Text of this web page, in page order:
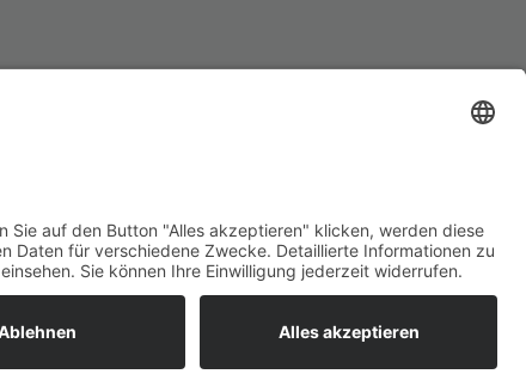
Mühlenprodukte ·Cookie-Einstellungen